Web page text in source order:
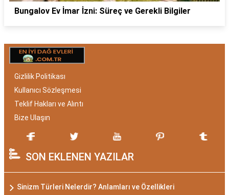
Bungalov Ev İmar İzni: Süreç ve Gerekli Bilgiler
Gizlilik Politikası
Kullanıcı Sözleşmesi
Teklif Hakları ve Alıntı
Bize Ulaşın
SON EKLENEN YAZILAR
Sinizm Türleri Nelerdir? Anlamları ve Özellikleri